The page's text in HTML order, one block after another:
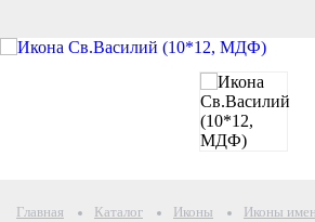
Главная Каталог Иконы Иконы